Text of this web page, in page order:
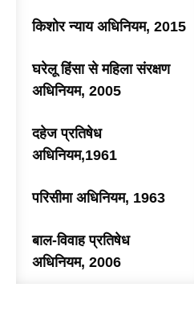
किशोर न्याय अधिनियम, 2015
घरेलू हिंसा से महिला संरक्षण
अधिनियम, 2005
दहेज प्रतिषेध
अधिनियम,1961
परिसीमा अधिनियम, 1963
बाल-विवाह प्रतिषेध
अधिनियम, 2006